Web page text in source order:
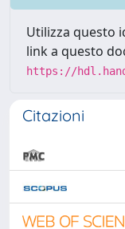
Utilizza questo
link a questo
https://
Citazioni